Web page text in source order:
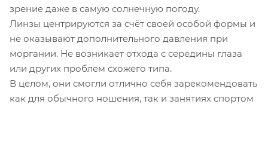
зрение даже в самую солнечную погоду.
Линзы центрируются за счёт своей особой формы и
не оказывают дополнительного давления при
моргании. Не возникает отхода с середины глаза
или других проблем схожего типа.
В целом, они смогли отлично себя зарекомендовать
как для обычного ношения, так и занятиях спортом